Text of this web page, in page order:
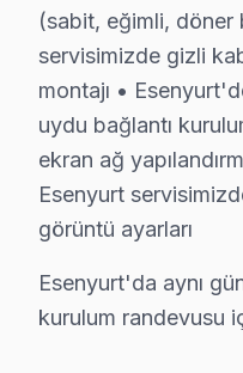
Necip Fazıl
Esenyurt Tefal
Orhan Gazi Tefal
Orhan Gazi'deki
Orhan Gazi Tefal
Osmangazi Tefal
Esenyurt TV Servis
(sabit, eğimli, döner
servisimizde gizli
montajı •
uydu bağlantı
ekran ağ
Esenyurt
görüntü ayarları
Esenyurt'da aynı
kurulum randevusu